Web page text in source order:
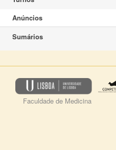
Anúncios
Sumários
Faculdade de Medicina